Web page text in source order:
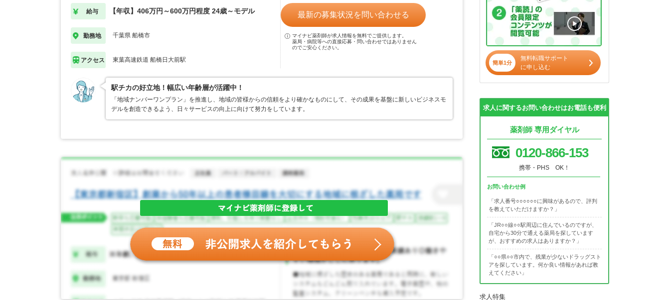
給与 【年収】406万円～600万円程度 24歳～モデル
勤務地 千葉県 船橋市
アクセス 東葉高速鉄道 船橋日大前駅
最新の募集状況を問い合わせる
マイナビ薬剤師が求人情報を無料でご提供します。
薬局・病院等への直接応募・問い合わせではありません
のでご安心ください。
駅チカの好立地！幅広い年齢層が活躍中！
「地域ナンバーワンプラン」を推進し、地域の皆様からの信頼をより確かなものにして、その成果を基盤に新しいビジネスモ
デルを創造できるよう、日々サービスの向上に向けて努力をしています。
簡単1分
無料転職サポート
に申し込む
求人に関するお問い合わせはお電話も便利
薬剤師 専用ダイヤル
0120-866-153
携帯・PHS OK！
お問い合わせ例
「求人番号○○○○○○に興味があるので、評判
を教えていただけますか？」
「JR○○線○○駅周辺に住んでいるのですが、
自宅から30分で通える薬局を探しています
が、おすすめの求人はありますか？」
「○○県○○市内で、残業が少ないドラッグスト
アを探しています。何か良い情報があれば教
えてください」
求人特集